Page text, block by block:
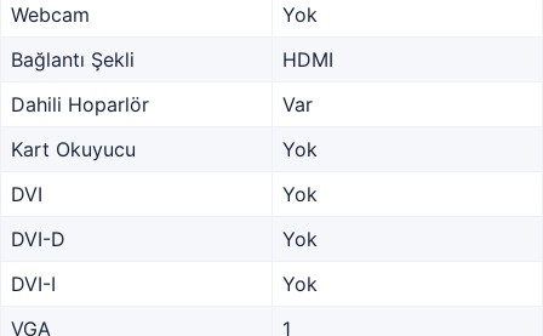
Webcam
Yok
Bağlantı Şekli
HDMI
Dahili Hoparlör
Var
Kart Okuyucu
Yok
DVI
Yok
DVI-D
Yok
DVI-I
Yok
VGA
1